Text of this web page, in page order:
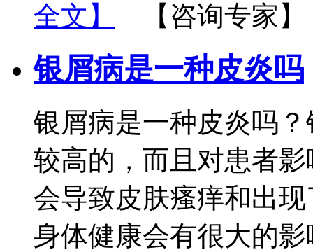
全文】
【咨询专家】
银屑病是一种皮炎吗
银屑病是一种皮炎吗
较高的，而且对患者
会导致皮肤瘙痒和出
身体健康会有很大的